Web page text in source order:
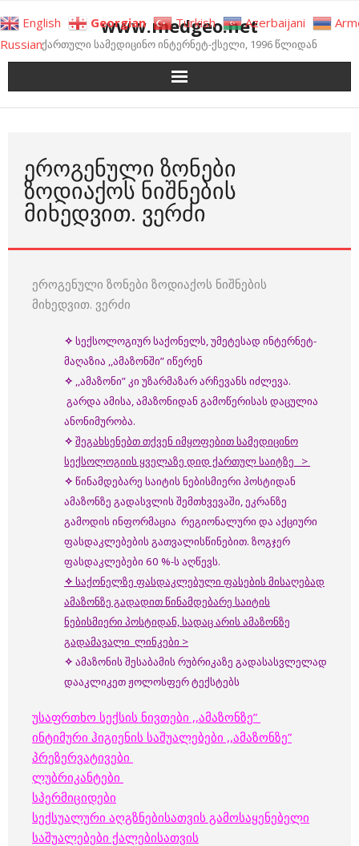
to
content
www.medgeo.net
ქართული სამედიცინო ინტერნეტ-ქსელი, 1996 წლიდან
ᲔᲠᲝᲒᲔᲜᲣᲚᲘ ᲖᲝᲜᲔᲑᲘ
ᲖᲝᲓᲘᲐᲥᲝᲡ ᲜᲘᲨᲜᲔᲑᲘᲡ
ᲛᲘᲮᲔᲓᲕᲘᲗ. ᲕᲔᲠᲫᲘ
ეროგენული ზონები ზოდიაქოს ნიშნების
მიხედვით. ვერძი
✧ სექსოლოგიურ საქონელს, უმეტესად ინტერნეტ-
მაღაზია ,,ამაზონში” იწერენ
✧ ,,ამაზონი” კი უზარმაზარ არჩევანს იძლევა.
გარდა ამისა, ამაზონიდან გამოწერისას დაცულია
ანონიმურობა.
✧ შეგახსენებთ თქვენ იმყოფებით სამედიცინო
სექსოლოგიის ყველაზე დიდ ქართულ საიტზე >
✧ წინამდებარე საიტის ნებისმიერი პოსტიდან
ამაზონზე გადასვლის შემთხვევაში, ეკრანზე
გამოდის ინფორმაცია რეგიონალური და აქციური
ფასდაკლებების გათვალისწინებით. ზოგჯერ
ფასდაკლებები 60 %-ს აღწევს.
✧ საქონელზე ფასდაკლებული ფასების მისაღებად
ამაზონზე გადადით წინამდებარე საიტის
ნებისმიერი პოსტიდან, სადაც არის ამაზონზე
გადამავალი ლინკები >
✧ ამაზონის შესაბამის რუბრიკაზე გადასასვლელად
დააკლიკეთ ჟოლოსფერ ტექსტებს
უსაფრთხო სექსის ნივთები ,,ამაზონზე”
ინტიმური ჰიგიენის საშუალებები ,,ამაზონზე”
პრეზერვატივები
ლუბრიკანტები
სპერმიციდები
სექსუალური აღგზნებისათვის გამოსაყენებელი
საშუალებები ქალებისათვის
English Georgian Turkish Azerbaijani
Russian